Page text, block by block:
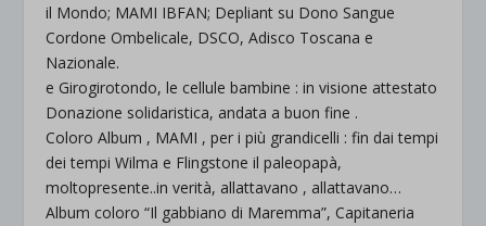
il Mondo; MAMI IBFAN; Depliant su Dono Sangue
Cordone Ombelicale, DSCO, Adisco Toscana e
Nazionale.
e Girogirotondo, le cellule bambine : in visione attestato
Donazione solidaristica, andata a buon fine .
Coloro Album , MAMI , per i più grandicelli : fin dai tempi
dei tempi Wilma e Flingstone il paleopapà,
moltopresente..in verità, allattavano , allattavano…
Album coloro “Il gabbiano di Maremma”, Capitaneria